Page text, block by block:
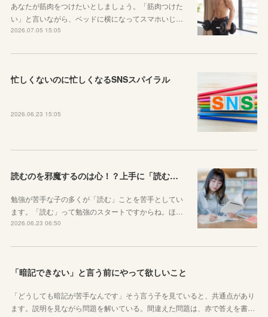
あなたが筋肉をつけたいとしましょう。「筋肉つけた
い」と言いながら、ベッドに横になってスマホいじ…
2026.07.05 15:05
忙しくないのに忙しくなるSNSスパイラル
2026.06.23 15:05
読むのを邪魔するのは心！？上手に「読む」ための気持ちの対処法
勉強が苦手な子の多くが「読む」ことを苦手としてい
ます。「読む」って勉強のスタートですからね。ほ…
2026.06.23 06:50
「暗記できない」と言う前にやって欲しいこと
「どうしても暗記が苦手なんです」そう言う子を見ていると、共通点があり
ます。説明を見ながら問題を解いている。間違えた問題は、赤で答えを書…